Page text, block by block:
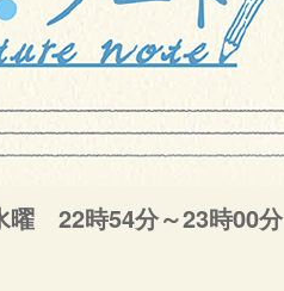
22時54分～23時00分